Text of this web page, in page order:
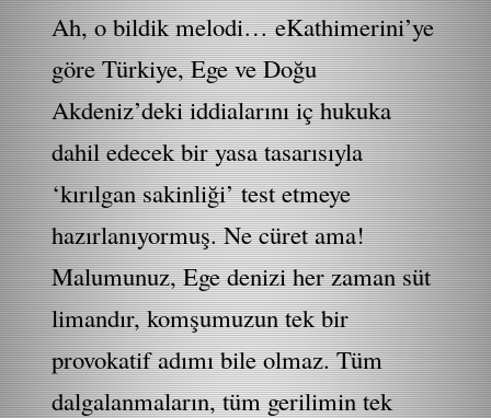
Ah, o bildik melodi… eKathimerini’ye
göre Türkiye, Ege ve Doğu
Akdeniz’deki iddialarını iç hukuka
dahil edecek bir yasa tasarısıyla
‘kırılgan sakinliği’ test etmeye
hazırlanıyormuş. Ne cüret ama!
Malumunuz, Ege denizi her zaman süt
limandır, komşumuzun tek bir
provokatif adımı bile olmaz. Tüm
dalgalanmaların, tüm gerilimin tek